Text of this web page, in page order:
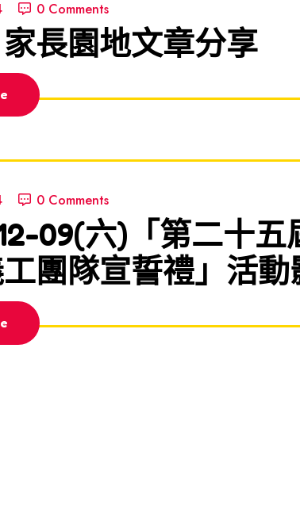
0 Comments
長園地文章分享
0 Comments
09(六)「第二十五
團隊宣誓禮」活動